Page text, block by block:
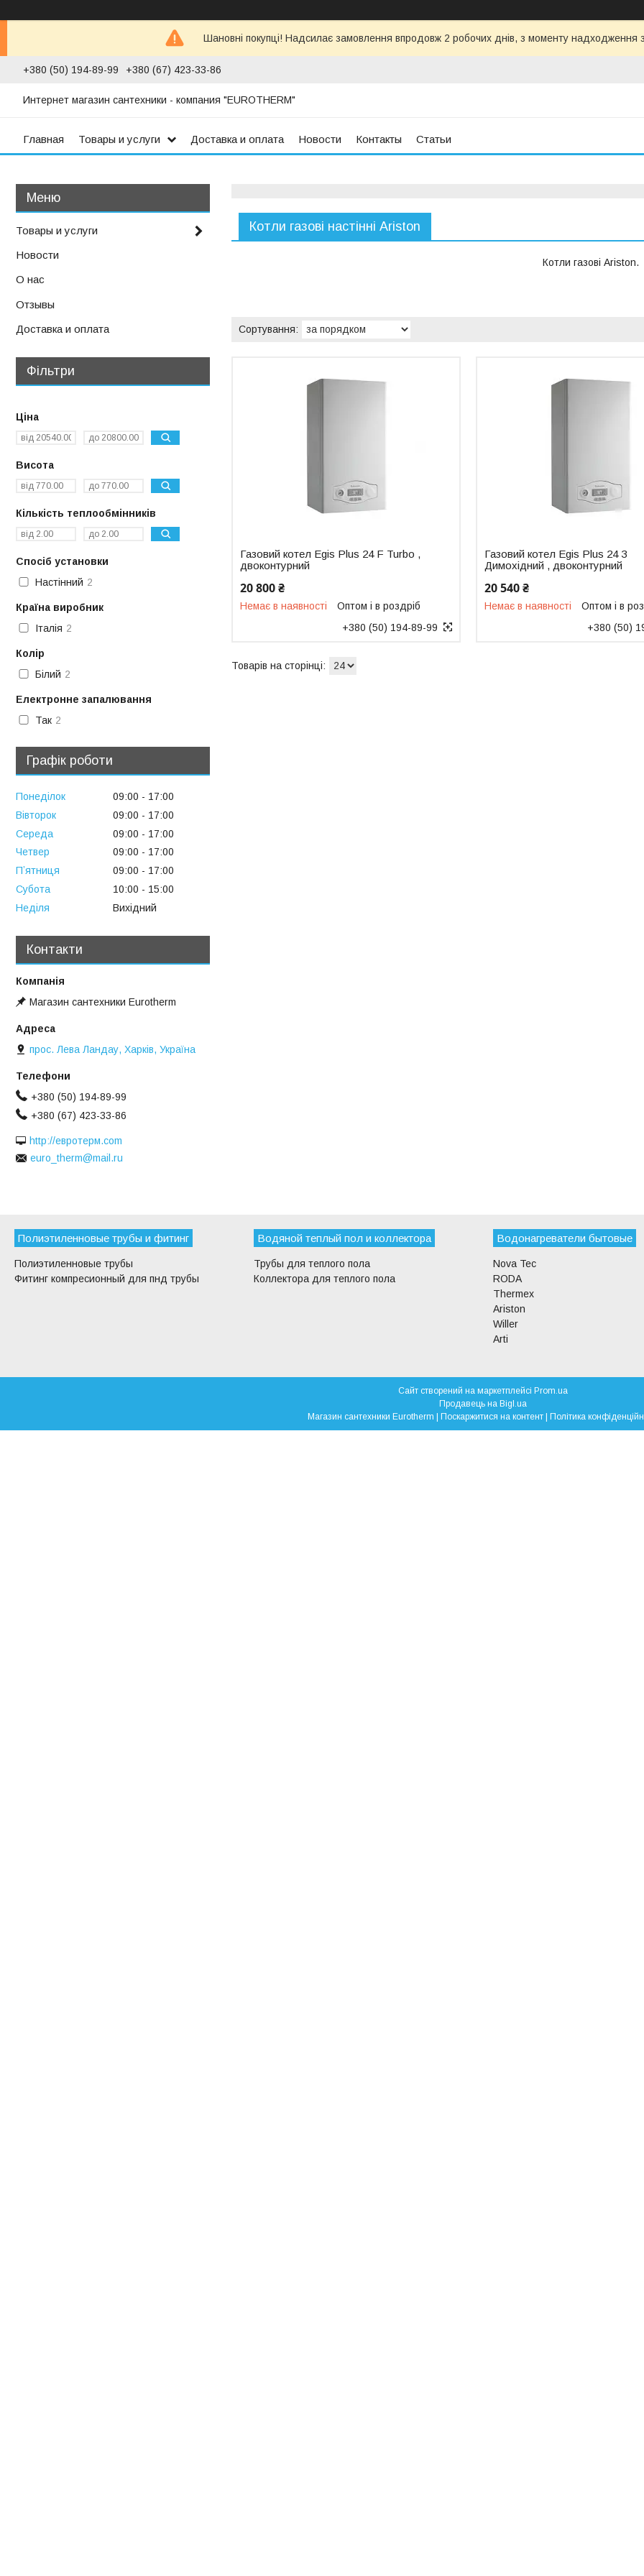
Шановні покупці! Надсилає замовлення впродовж 2 робочих днів, з моменту надходження
+380 (50) 194-89-99 +380 (67) 423-33-86
Интернет магазин сантехники - компания "EUROTHERM"
Главная Товары и услуги Доставка и оплата Новости Контакты Статьи
Котли газові настінні Аriston
Котли газові Ariston.
Газовий котел Egis Plus 24 F Turbo ,
двоконтурний
20 800 ₴
Немає в наявності
Оптом і в роздріб
+380 (50) 194-89-99
Газовий котел Egis Plus 24 З
Димохідний , двоконтурний
20 540 ₴
Немає в наявності
Оптом і в
+380 (50)
Товары и услуги
Новости
О нас
Отзывы
Доставка и оплата
Фільтри
Ціна
Висота
Кількість теплообмінників
Спосіб установки
Настінний 2
Країна виробник
Італія 2
Колір
Білий 2
Електронне запалювання
Так 2
Графік роботи
Понеділок 09:00
17:00
Вівторок
09:00
17:00
Середа
09:00
17:00
Четвер
09:00
17:00
Пʼятниця
09:00
17:00
Субота
10:00
15:00
Неділя
Вихідний
Контакти
Магазин сантехники Eurotherm
прос. Лева Ландау, Харків, Україна
+380 (50) 194-89-99
+380 (67) 423-33-86
http://евротерм.com
euro_therm@mail.ru
Полиэтиленновые трубы и фитинг
Полиэтиленновые трубы
Фитинг компресионный для пнд трубы
Водяной теплый пол и коллектора
Трубы для теплого пола
Коллектора для теплого пола
Водонагреватели бытовые
Nova Tec
RODA
Thermex
Ariston
Willer
Arti
Сайт створений на маркетплейсі Prom.ua
Продавець на Bigl.ua
Поскаржитися на контент Політика